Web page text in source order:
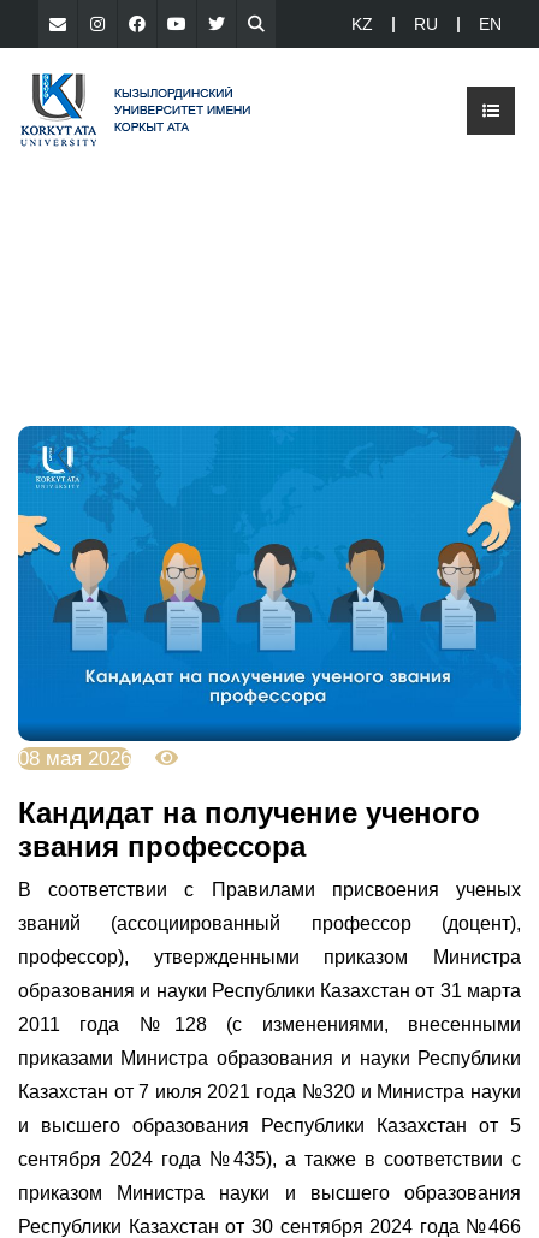
KZ RU EN
08 мая 2026
Кандидат на получение ученого
звания профессора
В соответствии с Правилами присвоения ученых
званий (ассоциированный профессор (доцент),
профессор), утвержденными приказом Министра
образования и науки Республики Казахстан от 31 марта
2011 года №128 (с изменениями, внесенными
приказами Министра образования и науки Республики
Казахстан от 7 июля 2021 года №320 и Министра науки
и высшего образования Республики Казахстан от 5
сентября 2024 года №435), а также в соответствии с
приказом Министра науки и высшего образования
Республики Казахстан от 30 сентября 2024 года №466